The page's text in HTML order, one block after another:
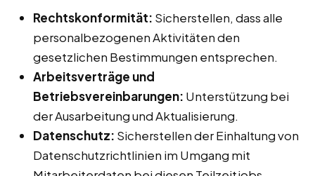
Rechtskonformität: Sicherstellen, dass alle
personalbezogenen Aktivitäten den
gesetzlichen Bestimmungen entsprechen.
Arbeitsverträge und
Betriebsvereinbarungen: Unterstützung bei
der Ausarbeitung und Aktualisierung.
Datenschutz: Sicherstellen der Einhaltung von
Datenschutzrichtlinien im Umgang mit